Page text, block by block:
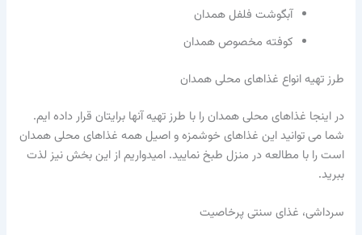
آبگوشت فلفل همدان
کوفته مخصوص همدان
طرز تهیه انواع غذاهای محلی همدان
در اینجا غذاهای محلی همدان را با طرز تهیه آنها برایتان قرار داده ایم.
شما می توانید این غذاهای خوشمزه و اصیل همه غذاهای محلی همدان
است را با مطالعه در منزل طبخ نمایید. امیدواریم از این بخش نیز لذت
ببرید.
سرداشی، غذای سنتی پرخاصیت